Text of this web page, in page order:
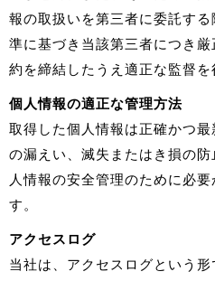
報の取扱いを第三者に委託す
準に基づき当該第三者につき
約を締結したうえ適正な監督を
個人情報の適正な管理方法
取得した個人情報は正確かつ
の漏えい、滅失またはき損の
人情報の安全管理のために必
す。
アクセスログ
当社は、アクセスログという